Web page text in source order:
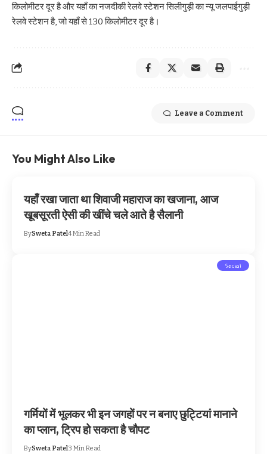
किलोमीटर दूर है और यहाँ का नजदीकी रेलवे स्टेशन सिलीगुड़ी का न्यू जलपाईगुड़ी
रेलवे स्टेशन है, जो यहाँ से 130 किलोमीटर दूर है।
Leave a Comment
You Might Also Like
यहाँ रखा जाता था शिवाजी महाराज का खजाना, आज
खूबसूरती ऐसी की खींचे चले आते है सैलानी
BySweta Patel4 Min Read
Social
गर्मियों में भूलकर भी इन जगहों पर न बनाए छुट्टियां मानाने
का प्लान, ट्रिप हो सकता है चौपट
BySweta Patel3 Min Read